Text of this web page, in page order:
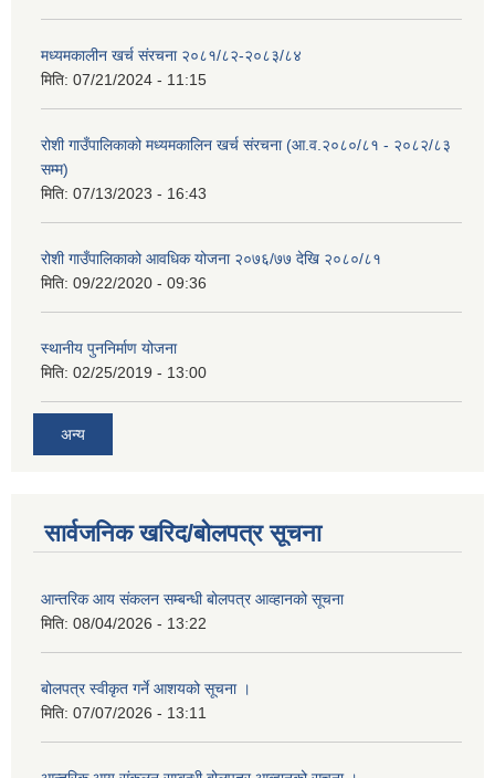
मध्यमकालीन खर्च संरचना २०८१/८२-२०८३/८४
मिति: 07/21/2024 - 11:15
रोशी गाउँपालिकाको मध्यमकालिन खर्च संरचना (आ.व.२०८०/८१ - २०८२/८३
सम्म)
मिति: 07/13/2023 - 16:43
रोशी गाउँपालिकाको आवधिक योजना २०७६/७७ देखि २०८०/८१
मिति: 09/22/2020 - 09:36
स्थानीय पुननिर्माण योजना
मिति: 02/25/2019 - 13:00
अन्य
सार्वजनिक खरिद/बोलपत्र सूचना
आन्तरिक आय संकलन सम्बन्धी बोलपत्र आव्हानको सूचना
मिति: 08/04/2026 - 13:22
बोलपत्र स्वीकृत गर्ने आशयको सूचना ।
मिति: 07/07/2026 - 13:11